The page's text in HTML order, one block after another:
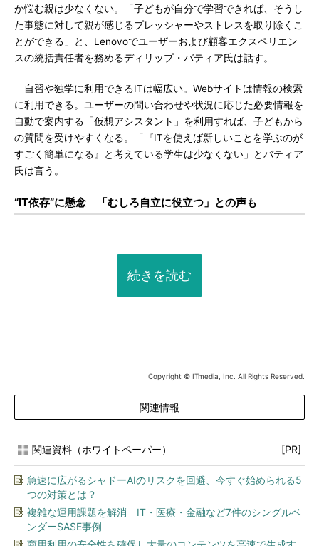
か悩む親は少なくない。「子どもが自分で学習できれば、そうし
た事態に対して親が感じるプレッシャーやストレスを取り除くこ
とができる」と、Lenovoでユーザーおよび顧客エクスペリエン
スの統括責任者を務めるディリップ・バティア氏は話す。
自習や独学に利用できるITは幅広い。Webサイトは情報の検索
に利用できる。ユーザーの問い合わせや状況に応じた必要情報を
自動で案内する「仮想アシスタント」を利用すれば、子どもから
の質問を受けやすくなる。「『ITを使えば新しいことを学ぶのが
すごく簡単になる』と考えている学生は少なくない」とバティア
氏は言う。
“IT依存”に懸念 「むしろ自立に役立つ」との声も
続きを読む
Copyright © ITmedia, Inc. All Rights Reserved.
関連情報
関連資料（ホワイトペーパー） [PR]
急速に広がるシャドーAIのリスクを回避、今すぐ始められる5
つの対策とは？
複雑な運用課題を解消 IT・医療・金融など7件のシングルベ
ンダーSASE事例